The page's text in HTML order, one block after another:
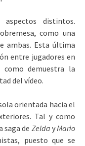
distintos.
como una
ambas. Esta última
entre jugadores en
como demuestra la
del vídeo.
orientada hacia el
Tal y como
saga de Zelda yMario
puesto que se